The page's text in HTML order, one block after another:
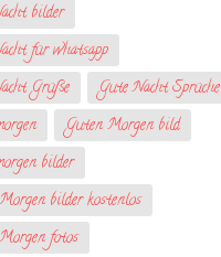
bilder
für whatsapp
Grüße
Gute Nacht Sprüche
Guten Morgen bild
bilder
bilder kostenlos
fotos